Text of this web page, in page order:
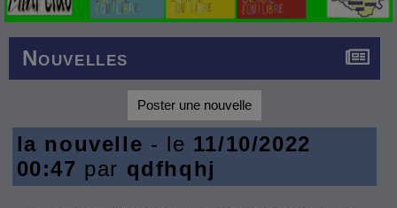
Nouvelles
Poster une nouvelle
la nouvelle - le 11/10/2022
00:47 par qdfhqhj